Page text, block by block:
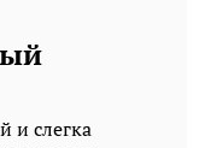
и слегка